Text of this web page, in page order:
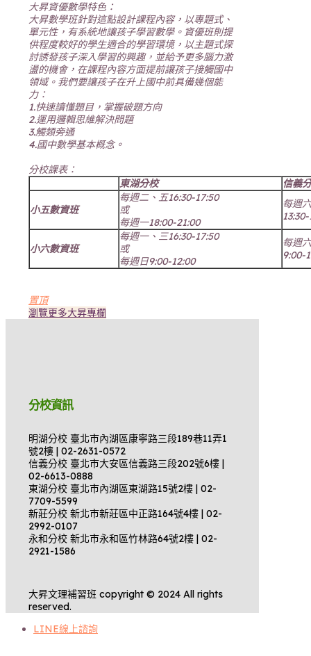
大昇資優數學特色：
大昇數學班針對這點設計課程內容，以專題式、
單元性，有系統地讓孩子學習數學。資優班則提
供程度較好的學生適合的學習環境，以主題式探
討誘發孩子深入學習的興趣，並給予更多腦力激
盪的機會，在課程內容方面提前讓孩子接觸國中
領域。我們要讓孩子在升上國中前具備幾個能
力：
1.快速讀懂題目，掌握破題方向
2.運用邏輯思維解決問題
3.觸類旁通
4.國中數學基本概念。
分校課表：
東湖分校
信義
小五數資班
每週二、五16:30-17:50
或
每週一18:00-21:00
每週六
小六數資班
每週一、三16:30-17:50
或
每週日9:00-12:00
每週六
9:00-
置頂
瀏覽更多大昇專欄
分校資訊
明湖分校 臺北市內湖區康寧路三段189巷11弄1
號2樓 | 02-2631-0572
信義分校 臺北市大安區信義路三段202號6樓 |
02-6613-0888
東湖分校 臺北市內湖區東湖路15號2樓 | 02-
7709-5599
新莊分校 新北市新莊區中正路164號4樓 | 02-
2992-0107
永和分校 新北市永和區竹林路64號2樓 | 02-
2921-1586
大昇文理補習班 copyright © 2024 All rights
reserved.
LINE線上諮詢